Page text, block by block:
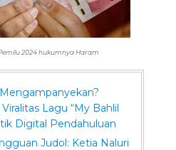
2024 hukumnya Haram
Lagu “My Bahlil
Digital Pendahuluan
Judol: Ketia Naluri